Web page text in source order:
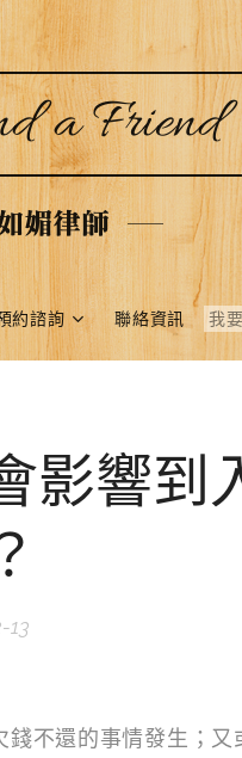
a Friend
媚律師
約諮詢 聯絡資訊
影響到
13
不還的事情發生；